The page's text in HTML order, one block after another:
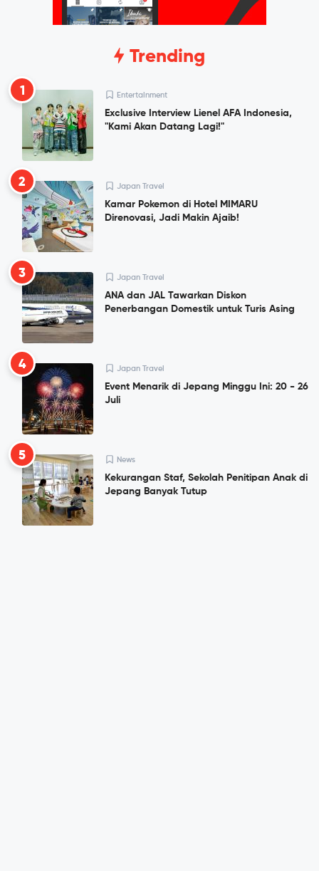
Trending
1 Entertainment
Exclusive Interview Lienel AFA Indonesia,
"Kami Akan Datang Lagi!"
2 Japan Travel
Kamar Pokemon di Hotel MIMARU
Direnovasi, Jadi Makin Ajaib!
3 Japan Travel
ANA dan JAL Tawarkan Diskon
Penerbangan Domestik untuk Turis Asing
4 Japan Travel
Event Menarik di Jepang Minggu Ini: 20 - 26
Juli
5 News
Kekurangan Staf, Sekolah Penitipan Anak di
Jepang Banyak Tutup